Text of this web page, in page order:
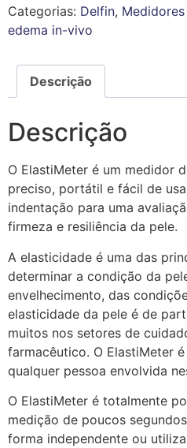
Categorias: Delfin,
edema in-vivo
Descrição
Descrição
O ElastiMeter é um medidor
preciso, portátil e fácil de
indentação para uma
firmeza e resiliência da pele.
A elasticidade é uma das
determinar a condição da
envelhecimento, das
elasticidade da pele é de
muitos nos setores de
farmacêutico. O ElastiMeter
qualquer pessoa envolvida
O ElastiMeter é totalmente
medição de poucos
forma independente ou